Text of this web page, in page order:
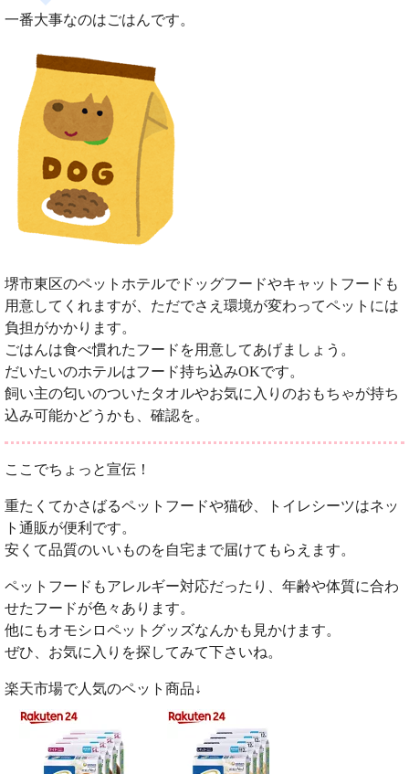
一番大事なのはごはんです。
堺市東区のペットホテルでドッグフードやキャットフードも
用意してくれますが、ただでさえ環境が変わってペットには
負担がかかります。
ごはんは食べ慣れたフードを用意してあげましょう。
だいたいのホテルはフード持ち込みOKです。
飼い主の匂いのついたタオルやお気に入りのおもちゃが持ち
込み可能かどうかも、確認を。
ここでちょっと宣伝！
重たくてかさばるペットフードや猫砂、トイレシーツはネッ
ト通販が便利です。
安くて品質のいいものを自宅まで届けてもらえます。
ペットフードもアレルギー対応だったり、年齢や体質に合わ
せたフードが色々あります。
他にもオモシロペットグッズなんかも見かけます。
ぜひ、お気に入りを探してみて下さいね。
楽天市場で人気のペット商品↓